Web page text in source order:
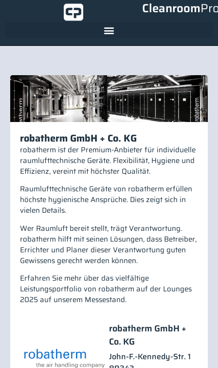
Cleanroom
robatherm GmbH + Co. KG
robatherm ist der Premium-Anbieter für individuelle
raumlufttechnische Geräte. Flexibilität, Hygiene und
Effizienz, vereint mit höchster Qualität.
Raumlufttechnische Geräte von robatherm erfüllen
höchste hygienische Ansprüche. Dies zeigt sich in
vielen Details.
Wer Raumluft bereit stellt, trägt Verantwortung.
robatherm hilft mit seinen Lösungen, dass Betreiber,
Errichter und Planer dieser Verantwortung guten
Gewissens gerecht werden können.
Erfahren Sie mehr über das vielfältige
Leistungsportfolio von robatherm auf der Lounges
2025 auf unserem Messestand.
robatherm GmbH +
Co. KG
John-F.-Kennedy-Str. 1